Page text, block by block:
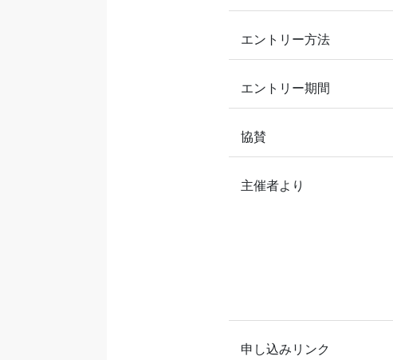
エントリー方法
エントリー期間
協賛
主催者より
申し込みリンク